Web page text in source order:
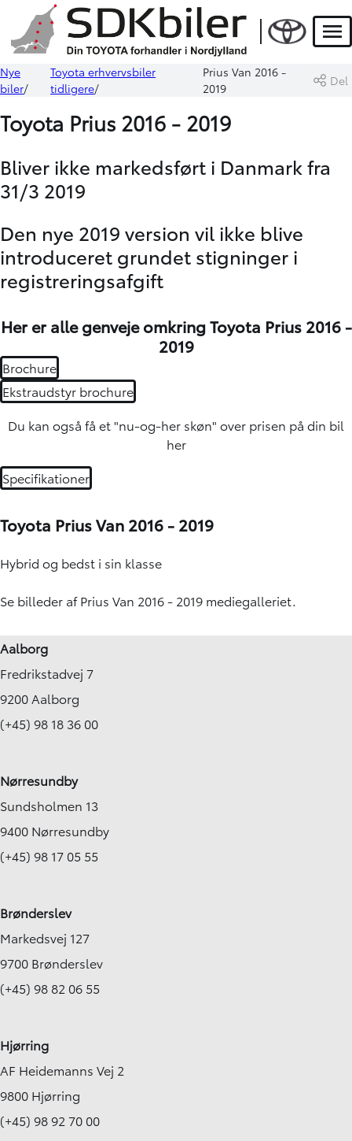
Nye
biler
Toyota erhvervsbiler
tidligere
Prius Van 2016 -
2019
Del
Toyota Prius 2016 - 2019
Bliver ikke markedsført i Danmark fra
31/3 2019
Den nye 2019 version vil ikke blive
introduceret grundet stigninger i
registreringsafgift
Her er alle genveje omkring Toyota Prius 2016 -
2019
Brochure
Ekstraudstyr brochure
Du kan også få et "nu-og-her skøn" over prisen på din bil
her
Specifikationer
Toyota Prius Van 2016 - 2019
Hybrid og bedst i sin klasse
Se billeder af Prius Van 2016 - 2019 mediegalleriet.
Aalborg
Fredrikstadvej 7
9200 Aalborg
(+45) 98 18 36 00
Nørresundby
Sundsholmen 13
9400 Nørresundby
(+45) 98 17 05 55
Brønderslev
Markedsvej 127
9700 Brønderslev
(+45) 98 82 06 55
Hjørring
AF Heidemanns Vej 2
9800 Hjørring
(+45) 98 92 70 00